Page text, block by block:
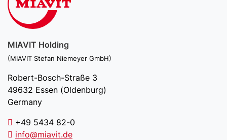
MIAVIT Holding
(MIAVIT Stefan Niemeyer GmbH)
Robert-Bosch-Straße 3
49632 Essen (Oldenburg)
Germany
+49 5434 82-0
info@miavit.de